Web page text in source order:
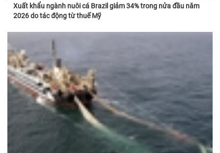
Xuất khẩu ngành nuôi cá Brazil giảm 34% trong nửa đầu năm
2026 do tác động từ thuế Mỹ